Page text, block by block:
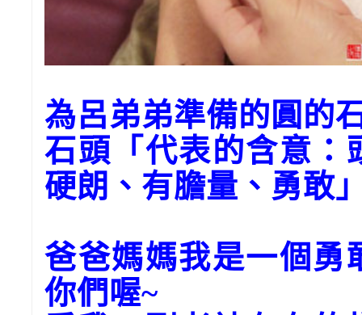
為呂弟弟準備的圓的
石頭「代表的含意：
硬朗、有膽量、勇敢
爸爸媽媽我是一個勇
你們喔~